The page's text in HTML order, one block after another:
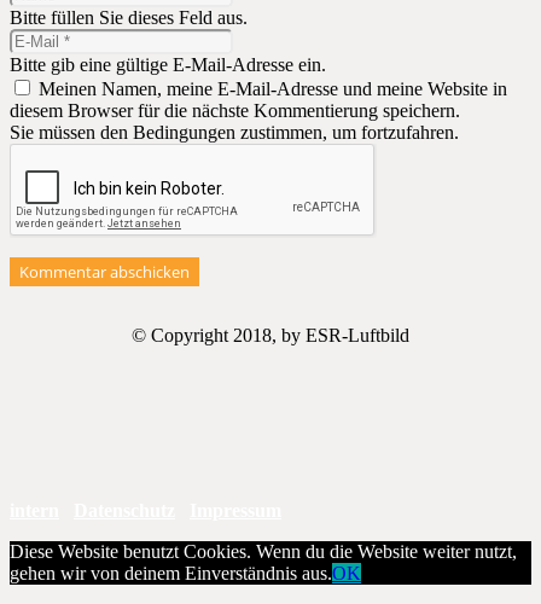
Bitte füllen Sie dieses Feld aus.
Bitte gib eine gültige E-Mail-Adresse ein.
Meinen Namen, meine E-Mail-Adresse und meine Website in
diesem Browser für die nächste Kommentierung speichern.
Sie müssen den Bedingungen zustimmen, um fortzufahren.
Kommentar abschicken
© Copyright 2018, by ESR-Luftbild
Diese Website benutzt Cookies. Wenn du die Website weiter nutzt,
gehen wir von deinem Einverständnis aus.OK